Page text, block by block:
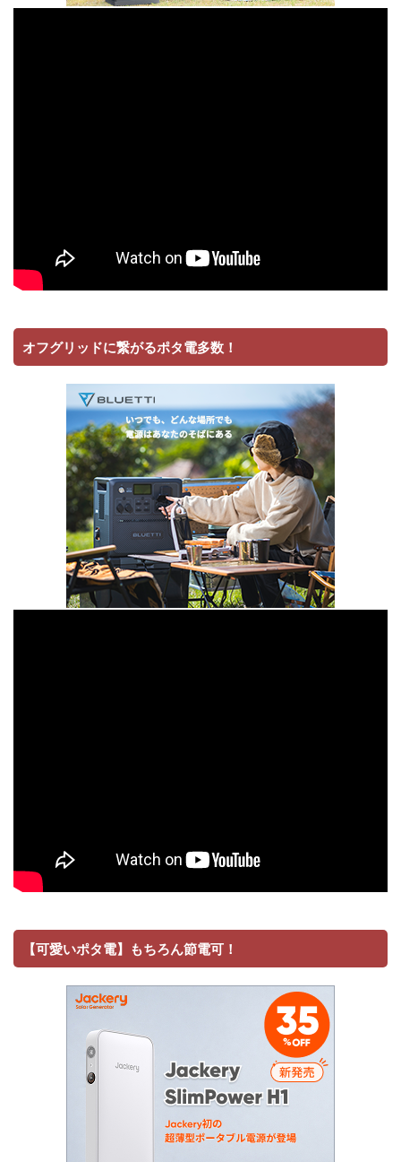
オフグリッドに繋がるポタ電多数！
【可愛いポタ電】もちろん節電可！